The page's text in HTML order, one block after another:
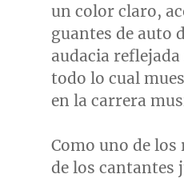
un color claro,
guantes de auto
audacia
todo lo cual
en la carrera
Como uno de los
de los cantantes